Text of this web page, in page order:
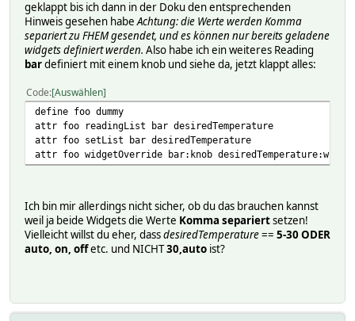
geklappt bis ich dann in der Doku den entsprechenden
Hinweis gesehen habeAchtung: die Werte werden Komma
separiert zu FHEM gesendet, und es können nur bereits geladene
widgets definiert werden. Also habe ich ein weiteres Reading
bardefiniert mit einem knob und siehe da, jetzt klappt alles:
Code Auswählen
define foo dummy
attr foo readingList bar desiredTemperature
attr foo setList bar desiredTemperature
attr foo widgetOverride bar:knob
Ich bin mir allerdings nicht sicher, ob du das brauchen kannst
weil ja beide Widgets die Werte Komma separiertsetzen!
Vielleicht willst du eher, dassdesiredTemperature== 5-30 ODER
auto, on, offetc. und NICHT30,auto ist?